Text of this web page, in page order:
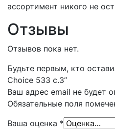
ассортимент никого не
Отзывы
Отзывов пока нет.
Будьте первым, кто
Choice 533 с.3”
Ваш адрес email не будет
Обязательные поля
Ваша оценка *